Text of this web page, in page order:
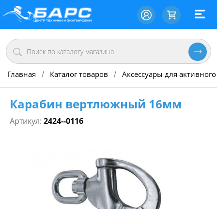
Главная / Каталог товаров / Аксессуары для
Карабин вертлюжный 16мм
Артикул: 2424--0116